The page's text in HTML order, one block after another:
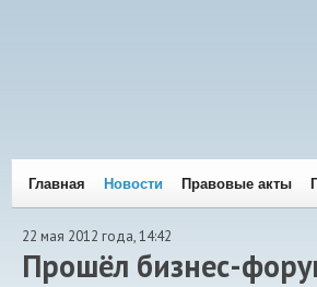
Главная Новости Правовые акты
22 мая 2012 года, 14:42
Прошёл бизнес-